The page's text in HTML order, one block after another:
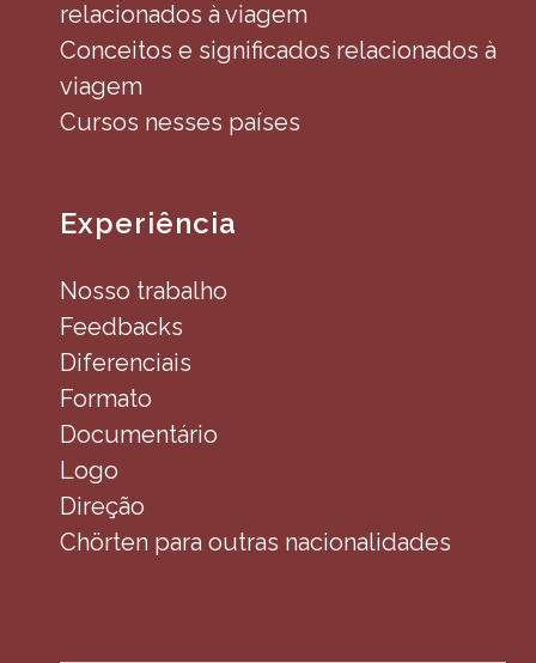
relacionados à viagem
Conceitos e significados relacionados à
viagem
Cursos nesses países
Experiência
Nosso trabalho
Feedbacks
Diferenciais
Formato
Documentário
Logo
Direção
Chörten para outras nacionalidades